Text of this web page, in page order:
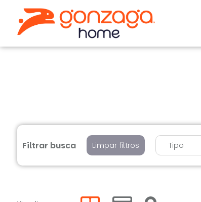
Filtrar busca Limpar filtros Tipo